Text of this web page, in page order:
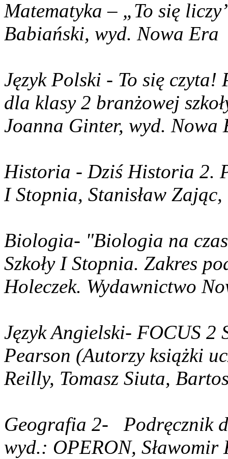
Matematyka – „To się
Babiański, wyd. Nowa Era
Język Polski - To się
dla klasy 2 branżowej
Joanna Ginter, wyd. Nowa
Historia - Dziś Historia 2.
I Stopnia, Stanisław
Biologia- "Biologia na
Szkoły I Stopnia. Zakres
Holeczek. Wydawnictwo
Język Angielski- FOCUS 2
Pearson (Autorzy książki
Reilly, Tomasz Siuta,
Geografia 2-
Podręcznik
wyd.: OPERON,